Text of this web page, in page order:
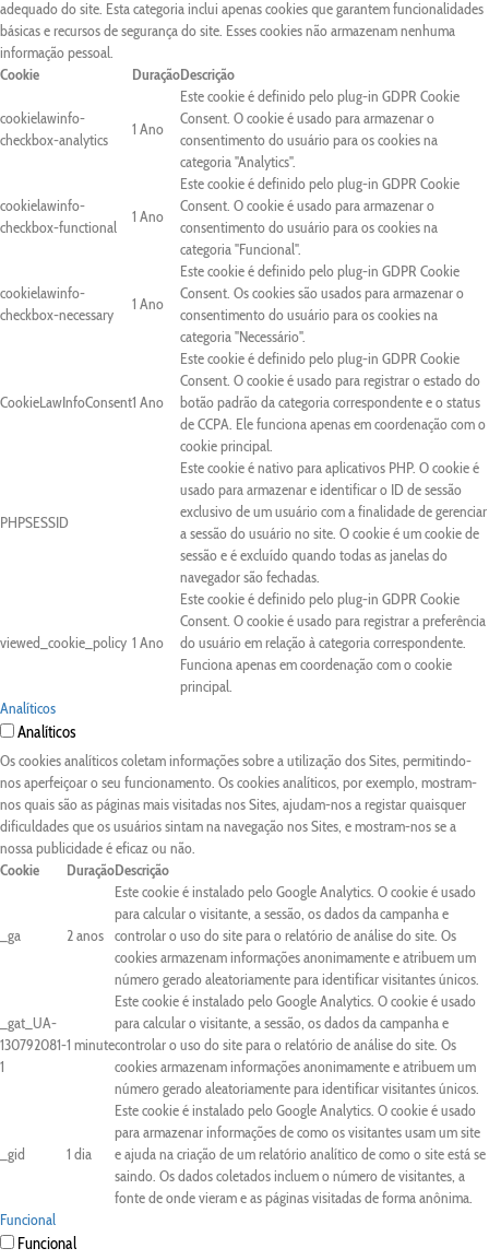
adequado do site. Esta categoria inclui apenas cookies que garantem funcionalidades
básicas e recursos de segurança do site. Esses cookies não armazenam nenhuma
informação pessoal.
Cookie
DuraçãoDescrição
cookielawinfo-
checkbox-analytics
1 Ano
Este cookie é definido pelo plug-in GDPR Cookie
Consent. O cookie é usado para armazenar o
consentimento do usuário para os cookies na
categoria "Analytics".
cookielawinfo-
checkbox-functional
1 Ano
Este cookie é definido pelo plug-in GDPR Cookie
Consent. O cookie é usado para armazenar o
consentimento do usuário para os cookies na
categoria "Funcional".
cookielawinfo-
checkbox-necessary
1 Ano
Este cookie é definido pelo plug-in GDPR Cookie
Consent. Os cookies são usados para armazenar o
consentimento do usuário para os cookies na
categoria "Necessário".
CookieLawInfoConsent1 Ano
Este cookie é definido pelo plug-in GDPR Cookie
Consent. O cookie é usado para registrar o estado do
botão padrão da categoria correspondente e o status
de CCPA. Ele funciona apenas em coordenação com o
cookie principal.
PHPSESSID
Este cookie é nativo para aplicativos PHP. O cookie é
usado para armazenar e identificar o ID de sessão
exclusivo de um usuário com a finalidade de gerenciar
a sessão do usuário no site. O cookie é um cookie de
sessão e é excluído quando todas as janelas do
navegador são fechadas.
viewed_cookie_policy 1 Ano
Este cookie é definido pelo plug-in GDPR Cookie
Consent. O cookie é usado para registrar a preferência
do usuário em relação à categoria correspondente.
Funciona apenas em coordenação com o cookie
principal.
Analíticos
Analíticos
Os cookies analíticos coletam informações sobre a utilização dos Sites, permitindo-
nos aperfeiçoar o seu funcionamento. Os cookies analíticos, por exemplo, mostram-
nos quais são as páginas mais visitadas nos Sites, ajudam-nos a registar quaisquer
dificuldades que os usuários sintam na navegação nos Sites, e mostram-nos se a
nossa publicidade é eficaz ou não.
Cookie
DuraçãoDescrição
_ga 2 anos
Este cookie é instalado pelo Google Analytics. O cookie é usado
para calcular o visitante, a sessão, os dados da campanha e
controlar o uso do site para o relatório de análise do site. Os
cookies armazenam informações anonimamente e atribuem um
número gerado aleatoriamente para identificar visitantes únicos.
_gat_UA-
130792081-
1
1 minute
Este cookie é instalado pelo Google Analytics. O cookie é usado
para calcular o visitante, a sessão, os dados da campanha e
controlar o uso do site para o relatório de análise do site. Os
cookies armazenam informações anonimamente e atribuem um
número gerado aleatoriamente para identificar visitantes únicos.
_gid 1 dia
Este cookie é instalado pelo Google Analytics. O cookie é usado
para armazenar informações de como os visitantes usam um site
e ajuda na criação de um relatório analítico de como o site está se
saindo. Os dados coletados incluem o número de visitantes, a
fonte de onde vieram e as páginas visitadas de forma anônima.
Funcional
Funcional